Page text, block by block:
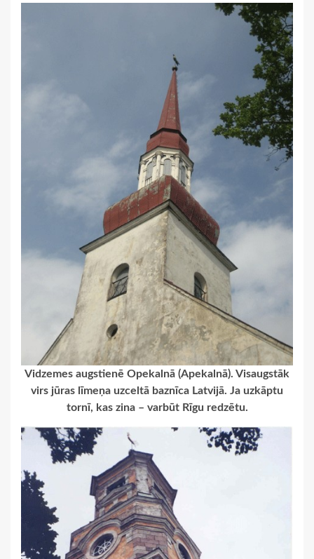
Vidzemes augstienē Opekalnā (Apekalnā). Visaugstāk
virs jūras līmeņa uzceltā baznīca Latvijā. Ja uzkāptu
tornī, kas zina – varbūt Rīgu redzētu.